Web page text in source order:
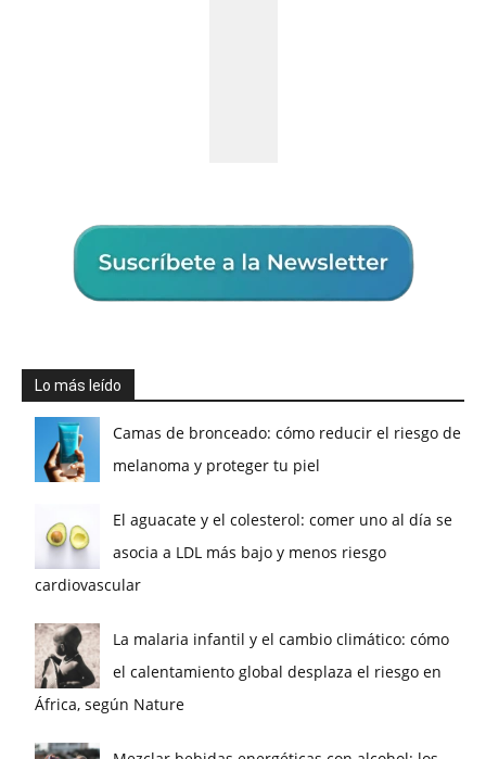
Lo más leído
Camas de bronceado: cómo reducir el riesgo de
melanoma y proteger tu piel
El aguacate y el colesterol: comer uno al día se
asocia a LDL más bajo y menos riesgo
cardiovascular
La malaria infantil y el cambio climático: cómo
el calentamiento global desplaza el riesgo en
África, según Nature